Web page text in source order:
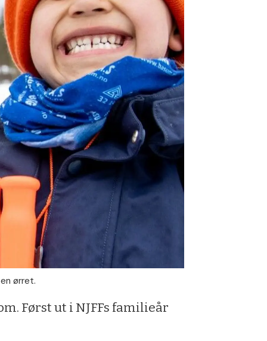
ørret.
Først ut i NJFFs familieår